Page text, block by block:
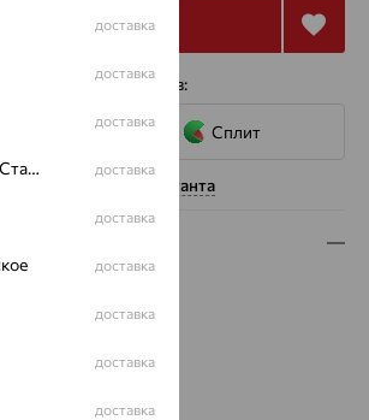
Купить
с помощью сервисов:
Сплит
помощь консультанта
доставка
доставка
доставка
Александровское, Ставропольский край доставка
доставка
доставка
доставка
доставка
доставка